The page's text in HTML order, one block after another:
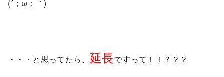
(´；ω；｀)
・・・と思ってたら、 延長ですって！！？？？